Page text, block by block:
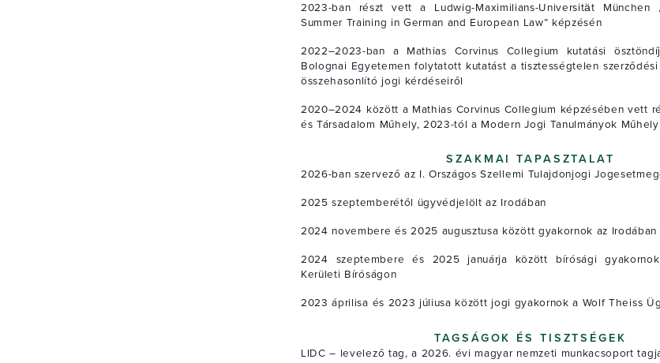
2023-ban részt vett a Ludwig-Maximilians-Universität München
Summer Training in German and European Law” képzésén
2022–2023-ban a Mathias Corvinus Collegium kutatási
Bolognai Egyetemen folytatott kutatást a tisztességtelen
összehasonlító jogi kérdéseiről
2020–2024 között a Mathias Corvinus Collegium képzésében vett
és Társadalom Műhely, 2023-tól a Modern Jogi Tanulmányok
SZAKMAI TAPASZTALAT
2026-ban szervező az I. Országos Szellemi Tulajdonjogi
2025 szeptemberétől ügyvédjelölt az Irodában
2024 novembere és 2025 augusztusa között gyakornok az Irodában
2024 szeptembere és 2025 januárja között bírósági
Kerületi Bíróságon
2023 áprilisa és 2023 júliusa között jogi gyakornok a Wolf Theiss
TAGSÁGOK ÉS TISZTSÉGEK
LIDC – levelező tag, a 2026. évi magyar nemzeti munkacsoport